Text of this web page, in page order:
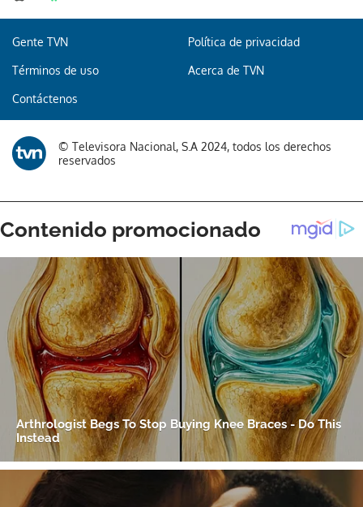
Gente TVN Política de privacidad
Términos de uso Acerca de TVN
Contáctenos
© Televisora Nacional, S.A 2024, todos los derechos
reservados